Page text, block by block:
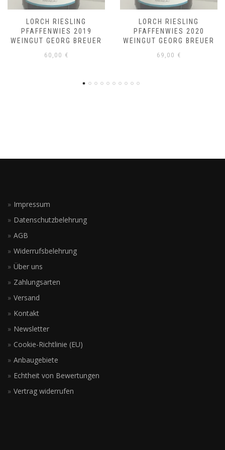
LORCH RIESLING
PFAFFENWIES 2020
WEINGUT GEORG BREUER
LORCH RIESLING
PFAFFENWIES
WEINGUT GEORG
Impressum
Datenschutzbelehrung
AGB
Widerrufsbelehrung
Über uns
Zahlungsarten
Versand
Kontakt
Newsletter
Cookie-Richtlinie (EU)
Anbaugebiete
Echtheit von Bewertungen
Vertrag widerrufen